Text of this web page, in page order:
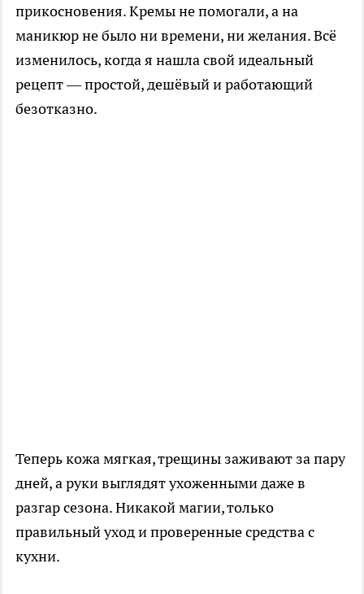
прикосновения. Кремы не помогали, а на
маникюр не было ни времени, ни желания. Всё
изменилось, когда я нашла свой идеальный
рецепт — простой, дешёвый и работающий
безотказно.
Теперь кожа мягкая, трещины заживают за пару
дней, а руки выглядят ухоженными даже в
разгар сезона. Никакой магии, только
правильный уход и проверенные средства с
кухни.